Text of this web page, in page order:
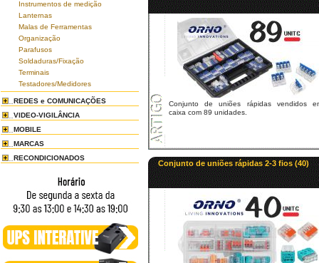
Instrumentos de medição
Lanternas
Malas de Ferramentas
Organização
Parafusos
Soldaduras/Fixação
Terminais
Testadores/Medidores
REDES e COMUNICAÇÕES
VIDEO-VIGILÂNCIA
MOBILE
MARCAS
RECONDICIONADOS
Conjunto de uniões rápidas vendidos
caixa com 89 unidades.
Conjunto de uniões rápidas 2-3 fios (40)